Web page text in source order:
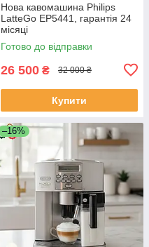
Нова кавомашина Philips
LatteGo EP5441, гарантія 24
місяці
Готово до відправки
26 500 ₴ 32 000 ₴
Купити
–16%